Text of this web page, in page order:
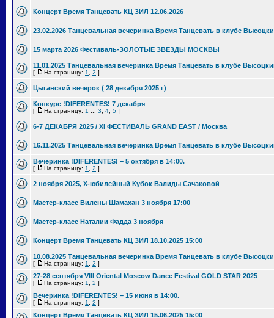
Концерт Время Танцевать КЦ ЗИЛ 12.06.2026
23.02.2026 Танцевальная вечеринка Время Танцевать в клубе
15 марта 2026 Фестиваль-ЗОЛОТЫЕ ЗВЁЗДЫ МОСКВЫ
11.01.2025 Танцевальная вечеринка Время Танцевать в клубе
[ На страницу: 1 2 ]
Цыганский вечерок ( 28 декабря 2025 г)
Конкурс !DIFERENTES! 7 декабря
[ На страницу: 1 3 4 5 ]
6-7 ДЕКАБРЯ 2025 / XI ФЕСТИВАЛЬ GRAND EAST / Москва
16.11.2025 Танцевальная вечеринка Время Танцевать в клубе
Вечеринка !DIFERENTES! – 5 октября в 14:00.
[ На страницу: 1 2 ]
2 ноября 2025, Х-юбилейный Кубок Валиды Сачаковой
Мастер-класс Вилены Шамахан 3 ноября 17:00
Мастер-класс Наталии Фадда 3 ноября
Концерт Время Танцевать КЦ ЗИЛ 18.10.2025 15:00
10.08.2025 Танцевальная вечеринка Время Танцевать в клубе
[ На страницу: 1 2 ]
27-28 сентября VIII Oriental Moscow Dance Festival GOLD STAR 2025
[ На страницу: 1 2 ]
Вечеринка !DIFERENTES! – 15 июня в 14:00.
[ На страницу: 1 2 ]
Концерт Время Танцевать КЦ ЗИЛ 15.06.2025 15:00